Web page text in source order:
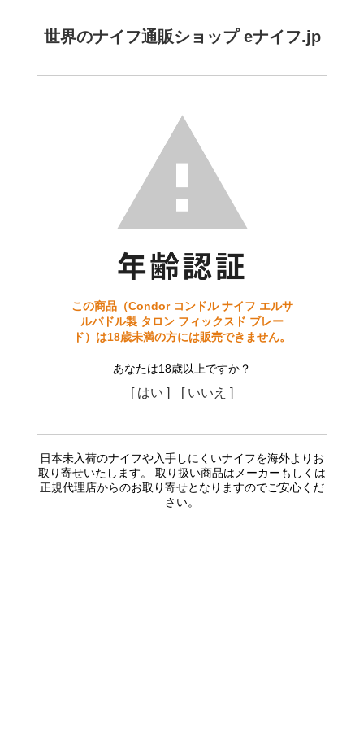
世界のナイフ通販ショップ eナイフ.jp
この商品（Condor コンドル ナイフ エルサ
ルバドル製 タロン フィックスド ブレー
ド）は18歳未満の方には販売できません。
あなたは18歳以上ですか？
[ はい ] [ いいえ ]
日本未入荷のナイフや入手しにくいナイフを海外よりお
取り寄せいたします。 取り扱い商品はメーカーもしくは
正規代理店からのお取り寄せとなりますのでご安心くだ
さい。